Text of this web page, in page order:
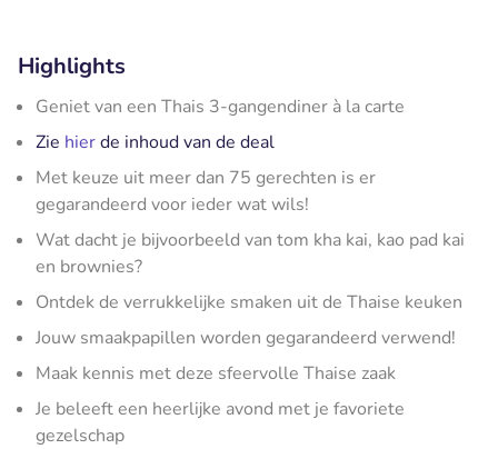
Highlights
Geniet van een Thais 3-gangendiner à la carte
Zie hierde inhoud van de deal
Met keuze uit meer dan 75 gerechten is er
gegarandeerd voor ieder wat wils!
Wat dacht je bijvoorbeeld van tom kha kai, kao pad kai
en brownies?
Ontdek de verrukkelijke smaken uit de Thaise keuken
Jouw smaakpapillen worden gegarandeerd verwend!
Maak kennis met deze sfeervolle Thaise zaak
Je beleeft een heerlijke avond met je favoriete
gezelschap